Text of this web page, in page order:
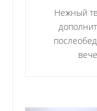
Нежный